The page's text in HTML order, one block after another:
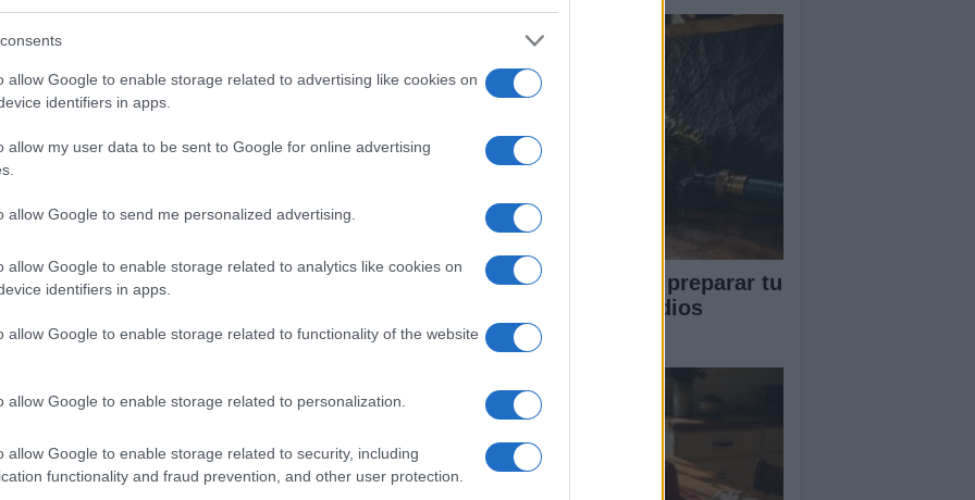
allow Google to enable storage related to advertising like cookies on
identifiers in apps.
allow my user data to be sent to Google for online advertising
allow Google to send me personalized advertising.
allow Google to enable storage related to analytics like cookies on
identifiers in apps.
allow Google to enable storage related to functionality of the website
allow Google to enable storage related to personalization.
allow Google to enable storage related to security, including
functionality and fraud prevention, and other user protection.
serán «proporcionadas y no
de la OMS
con el fin de determinar mejor la evolución de la
proteger a sus poblaciones. Todo ello mientras
sobre la situación en China.
Por otro lado, ha
Guía completa para preparar tu
vivienda ante incendios
forestales